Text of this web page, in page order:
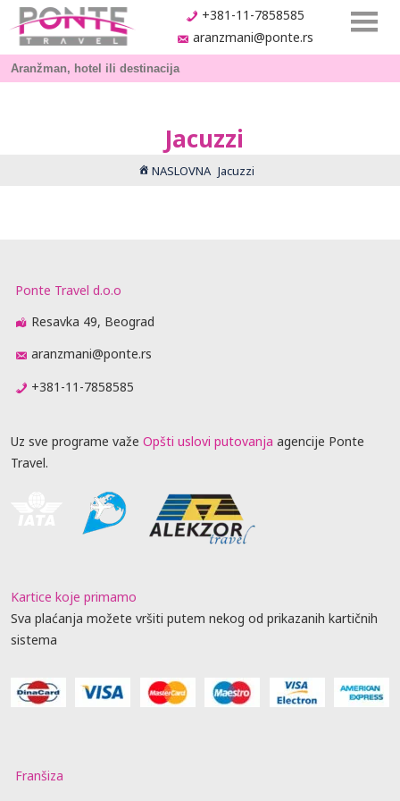
+381-11-7858585
aranzmani@ponte.rs
Jacuzzi
NASLOVNA Jacuzzi
Ponte Travel d.o.o
Resavka 49, Beograd
aranzmani@ponte.rs
+381-11-7858585
Uz sve programe važe Opšti uslovi putovanja agencije Ponte
Travel.
Kartice koje primamo
Sva plaćanja možete vršiti putem nekog od prikazanih kartičnih
sistema
Franšiza